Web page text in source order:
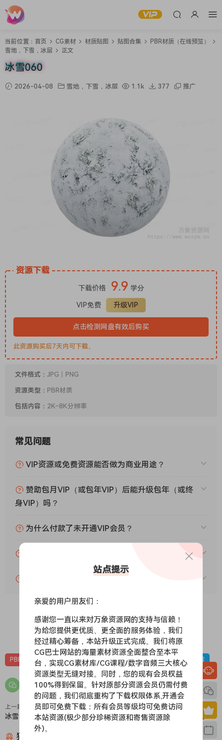
当前位置： 首页 CG素材 材质贴图 贴图合集
PBR材质（在线预览）
雪地，下雪，冰层
正文
冰雪060
2026-04-08 雪地，下雪，冰层 1.1k 377 推广
资源下载
下载价格 9.9 学分
VIP免费 升级VIP
点击检测网盘有效后购买
此资源购买后7天内可下载。
文件格式： JPG丨PNG
资源类型： PBR材质
包括内容： 2K~8K分辨率
常见问题
VIP资源或免费资源能否做为商业用途？
赞助包月VIP（或包年VIP）后能升级包年（或终
身VIP）吗？
为什么付款了未开通VIP会员？
0 0
PBR-冰雪 PBR材质（在线预览） 材质贴图 雪地，下雪，冰层
上一篇
冰雪061
下一篇
冰雪059
猜你喜欢
站点提示
亲爱的用户朋友们：
感谢您一直以来对万象资源网的支持与信赖！
为给您提供更优质、更全面的服务体验，我们
经过精心筹备，本站升级正式完成。我们将原
CG巴士网站的海量素材资源全面整合至本平
台，实现CG素材库/CG课程/数字音频三大核心
资源类型无缝对接。同时，您的现有会员权益
100%得到保留。针对原部分资源会员仍需付费
的问题，我们彻底重构了下载权限体系,开通会
员即可免费下载：所有会员等级均可免费访问
本站资源(极少部分珍稀资源和寄售资源除
外)。